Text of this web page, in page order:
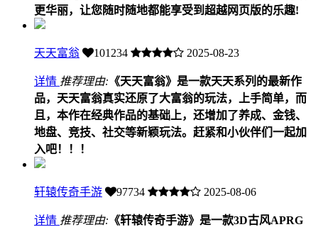
更华丽，让您随时随地都能享受到超越网页版的乐趣!
天天富翁 101234 2025-08-23
详情 推荐理由: 《天天富翁》是一款天天系列的最新作
品，天天富翁真实还原了大富翁的玩法，上手简单，而
且，本作在经典作品的基础上，还增加了养成、金钱、
地盘、竞技、社交等新颖玩法。赶紧和小伙伴们一起加
入吧！！！
轩辕传奇手游 97734 2025-08-06
详情 推荐理由: 《轩辕传奇手游》是一款3D古风APRG